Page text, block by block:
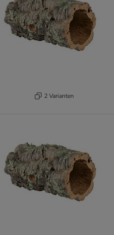
2 Varianten